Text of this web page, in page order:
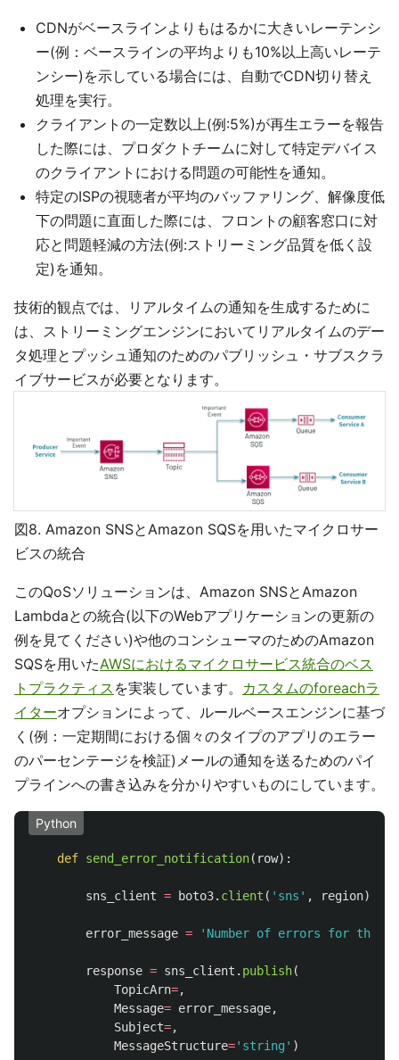
CDNがベースラインよりもはるかに大きいレーテンシ
ー(例：ベースラインの平均よりも10%以上高いレーテ
ンシー)を示している場合には、自動でCDN切り替え
処理を実行。
クライアントの一定数以上(例:5%)が再生エラーを報告
した際には、プロダクトチームに対して特定デバイス
のクライアントにおける問題の可能性を通知。
特定のISPの視聴者が平均のバッファリング、解像度低
下の問題に直面した際には、フロントの顧客窓口に対
応と問題軽減の方法(例:ストリーミング品質を低く設
定)を通知。
技術的観点では、リアルタイムの通知を生成するために
は、ストリーミングエンジンにおいてリアルタイムのデー
タ処理とプッシュ通知のためのパブリッシュ・サブスクラ
イブサービスが必要となります。
図8. Amazon SNSとAmazon SQSを用いたマイクロサー
ビスの統合
このQoSソリューションは、Amazon SNSとAmazon
Lambdaとの統合(以下のWebアプリケーションの更新の
例を見てください)や他のコンシューマのためのAmazon
SQSを用いたAWSにおけるマイクロサービス統合のベス
トプラクティス を実装しています。 カスタムのforeachラ
イターオプションによって、ルールベースエンジンに基づ
く(例：一定期間における個々のタイプのアプリのエラー
のパーセンテージを検証)メールの通知を送るためのパイ
プラインへの書き込みを分かりやすいものにしています。
Python
def send_error_notification( row):
sns_client = boto3. client ( ' sns ' , region)
error_message = ' Number of errors for the
response = sns_client . publish(
TopicArn=,
Message= error_message,
Subject=,
MessageStructure=' string ' )